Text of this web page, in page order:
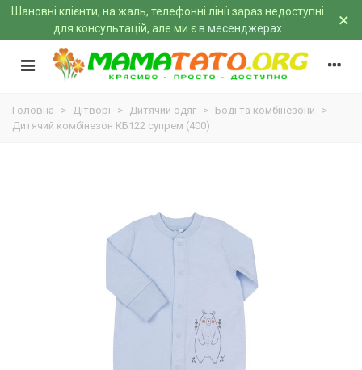
Шановні клієнти, на жаль, телефонні лінії зараз недоступні
для консультацій, але ми єв месенджерах ×
Головна > Дітворі > Дитячий одяг > Боді та комбінезони
>
Дитячий комбінезон КБ122 супрем (400)